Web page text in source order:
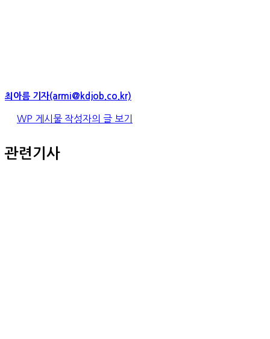
최아름 기자(armi@kdjob.co.kr)
WP 게시물 작성자의 글 보기
관련기사